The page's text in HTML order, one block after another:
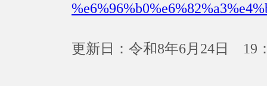
更新日：令和8年6月24日 19